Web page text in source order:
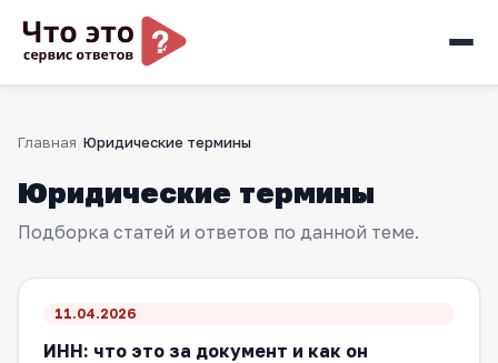
Главная Юридические термины
Юридические термины
Подборка статей и ответов по данной теме.
11.04.2026
ИНН: что это за документ и как он